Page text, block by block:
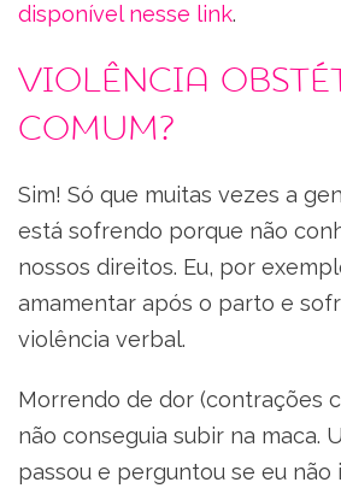
disponível nesse link.
Violência
comum?
Sim! Só que muitas vezes a
está sofrendo porque não
nossos direitos. Eu, por
amamentar após o parto e
violência verbal.
Morrendo de dor (contrações
não conseguia subir na maca.
passou e perguntou se eu não